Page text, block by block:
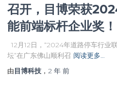
召开，目博荣获
能前端标杆企业奖！
12月12日，“2024年道路停车行业
坛”在广东佛山顺利召 阅读更多…
由目博科技 ， 2 年 前